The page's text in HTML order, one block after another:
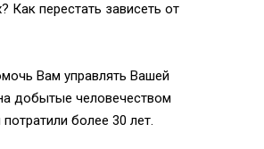
Как перестать зависеть от
Вам управлять Вашей
добытые человечеством
более 30 лет.